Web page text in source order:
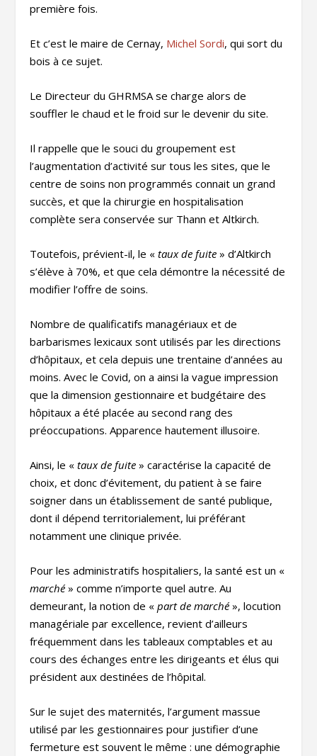
première fois.
Et c’est le maire de Cernay, Michel Sordi, qui sort du
bois à ce sujet.
Le Directeur du GHRMSA se charge alors de
souffler le chaud et le froid sur le devenir du site.
Il rappelle que le souci du groupement est
l’augmentation d’activité sur tous les sites, que le
centre de soins non programmés connait un grand
succès, et que la chirurgie en hospitalisation
complète sera conservée sur Thann et Altkirch.
Toutefois, prévient-il, le «taux de fuite » d’Altkirch
s’élève à 70%, et que cela démontre la nécessité de
modifier l’offre de soins.
Nombre de qualificatifs managériaux et de
barbarismes lexicaux sont utilisés par les directions
d’hôpitaux, et cela depuis une trentaine d’années au
moins. Avec le Covid, on a ainsi la vague impression
que la dimension gestionnaire et budgétaire des
hôpitaux a été placée au second rang des
préoccupations. Apparence hautement illusoire.
Ainsi, le «taux de fuite » caractérise la capacité de
choix, et donc d’évitement, du patient à se faire
soigner dans un établissement de santé publique,
dont il dépend territorialement, lui préférant
notamment une clinique privée.
Pour les administratifs hospitaliers, la santé est un «
marché» comme n’importe quel autre. Au
demeurant, la notion de «part de marché », locution
managériale par excellence, revient d’ailleurs
fréquemment dans les tableaux comptables et au
cours des échanges entre les dirigeants et élus qui
président aux destinées de l’hôpital.
Sur le sujet des maternités, l’argument massue
utilisé par les gestionnaires pour justifier d’une
fermeture est souvent le même : une démographie